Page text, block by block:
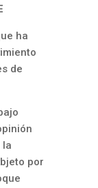
ha
de
la
por